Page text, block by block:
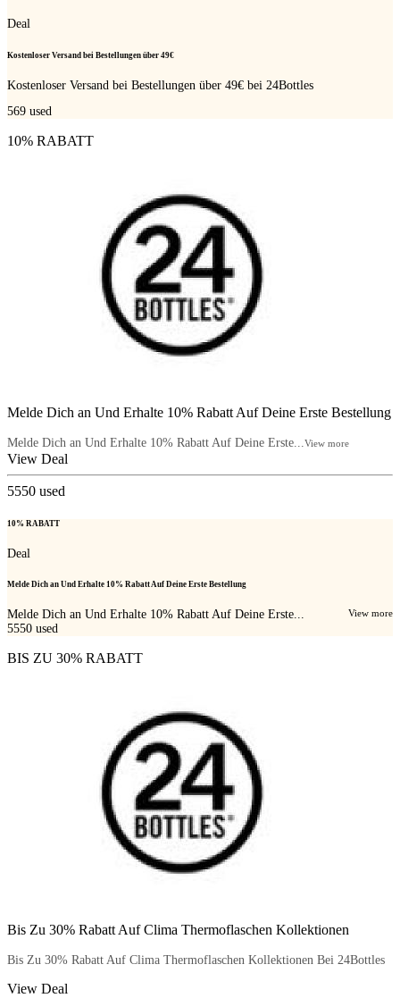
Deal
Kostenloser Versand bei Bestellungen über 49€
Kostenloser Versand bei Bestellungen über 49€ bei 24Bottles
569 used
10% RABATT
Melde Dich an Und Erhalte 10% Rabatt Auf Deine Erste Bestellung
Melde Dich an Und Erhalte 10% Rabatt Auf Deine Erste...View more
View Deal
5550 used
10% RABATT
Deal
Melde Dich an Und Erhalte 10% Rabatt Auf Deine Erste Bestellung
Melde Dich an Und Erhalte 10% Rabatt Auf Deine Erste... View more
5550 used
BIS ZU 30% RABATT
Bis Zu 30% Rabatt Auf Clima Thermoflaschen Kollektionen
Bis Zu 30% Rabatt Auf Clima Thermoflaschen Kollektionen Bei 24Bottles
View Deal